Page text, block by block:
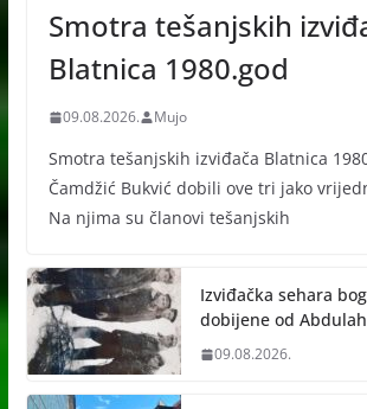
Smotra tešanjskih
Blatnica 1980.god
09.08.2026. Mujo
Smotra tešanjskih izviđača Blatnica
Čamdžić Bukvić dobili ove tri jako
Na njima su članovi tešanjskih
Izviđačka sehara
dobijene od
09.08.2026.